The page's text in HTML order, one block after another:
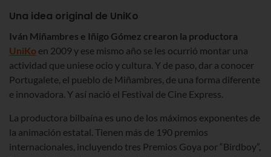
Una idea original de UniKo
Iván Miñambres e Iñigo Gómez crearon la productora
UniKo en 2009 y ese mismo año se les ocurrió montar una
actividad que uniese ocio y cultura. Y de paso, dar a conocer
Portugalete, el pueblo de Miñambres, de una forma diferente
e innovadora. Y así nació el Festival de Cine Express.
La productora bilbaína es uno de los máximos exponentes de
la animación estatal. Tienen más de 190 premios
internacionales, incluyendo tres Premios Goya por “Birdboy”,